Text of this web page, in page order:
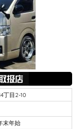
丁目2-10
末年始